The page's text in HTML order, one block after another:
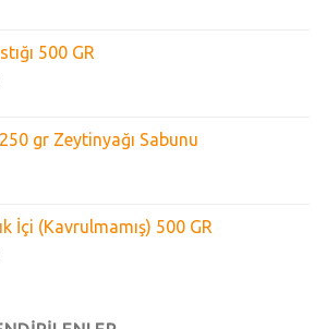
500 GR
gr Zeytinyağı Sabunu
İçi (Kavrulmamış) 500 GR